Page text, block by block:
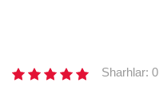
Sharhlar: 0